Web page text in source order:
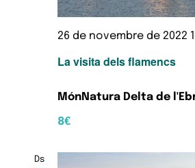
La visita dels flamencs
26 de novembre de 2022
MónNatura Delta de
8€
Ds